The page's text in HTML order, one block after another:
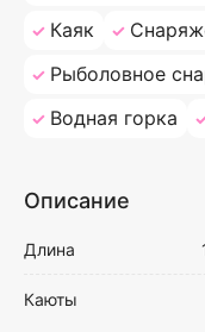
Каяк
Рыболовное
Водная горка
Описание
Длина
Каюты